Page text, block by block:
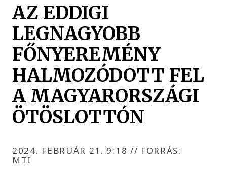
AZ EDDIGI
LEGNAGYOBB
FŐNYEREMÉNY
HALMOZÓDOTT FEL
A MAGYARORSZÁGI
ÖTÖSLOTTÓN
2024. FEBRUÁR 21. 9:18 // FORRÁS:
MTI